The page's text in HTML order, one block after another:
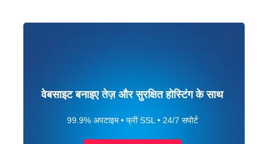
वेबसाइट बनाइए तेज़ और सुरक्षित होस्टिंग के साथ
99.9% अपटाइम • फ्री SSL • 24/7 सपोर्ट